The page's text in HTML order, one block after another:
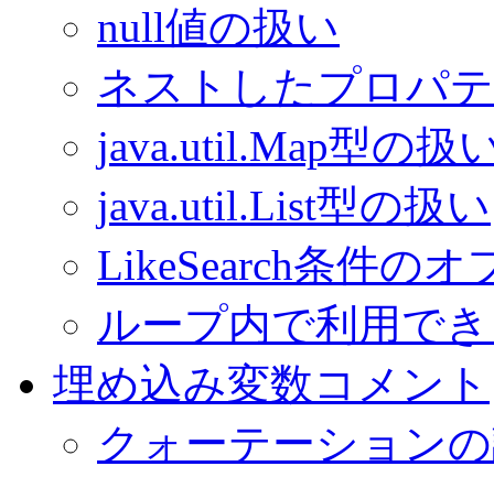
null値の扱い
ネストしたプロパ
java.util.Map型の扱
java.util.List型の扱い
LikeSearch条件のオ
ループ内で利用で
埋め込み変数コメント
クォーテーション